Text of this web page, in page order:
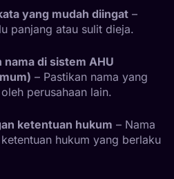
yang mudah diingat –
panjang atau sulit dieja.
di sistem AHU
– Pastikan nama yang
perusahaan lain.
ketentuan hukum – Nama
hukum yang berlaku